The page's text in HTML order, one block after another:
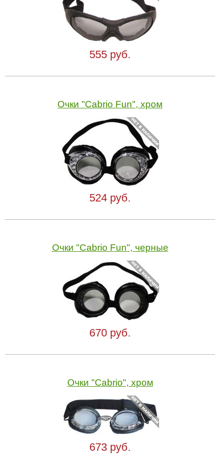
555 руб.
Очки "Cabrio Fun", хром
524 руб.
Очки "Cabrio Fun", черные
670 руб.
Очки "Cabrio", хром
673 руб.